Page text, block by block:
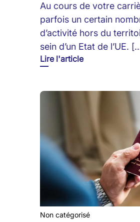
Au cours de votre
parfois un certain
d’activité hors du
sein d’un Etat de l’UE.
Lire l'article
Non catégorisé